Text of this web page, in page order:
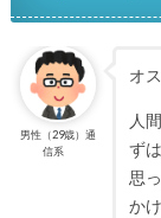
男性（29歳）通
信系
オ
人
ず
思
か